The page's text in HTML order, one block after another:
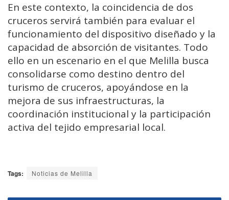
En este contexto, la coincidencia de dos
cruceros servirá también para evaluar el
funcionamiento del dispositivo diseñado y la
capacidad de absorción de visitantes. Todo
ello en un escenario en el que Melilla busca
consolidarse como destino dentro del
turismo de cruceros, apoyándose en la
mejora de sus infraestructuras, la
coordinación institucional y la participación
activa del tejido empresarial local.
Tags: Noticias de Melilla